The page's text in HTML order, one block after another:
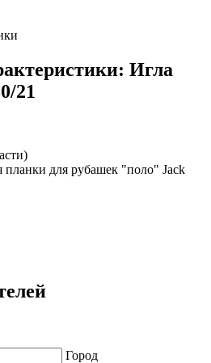
Игла
21
для рубашек "поло" Jack
Город